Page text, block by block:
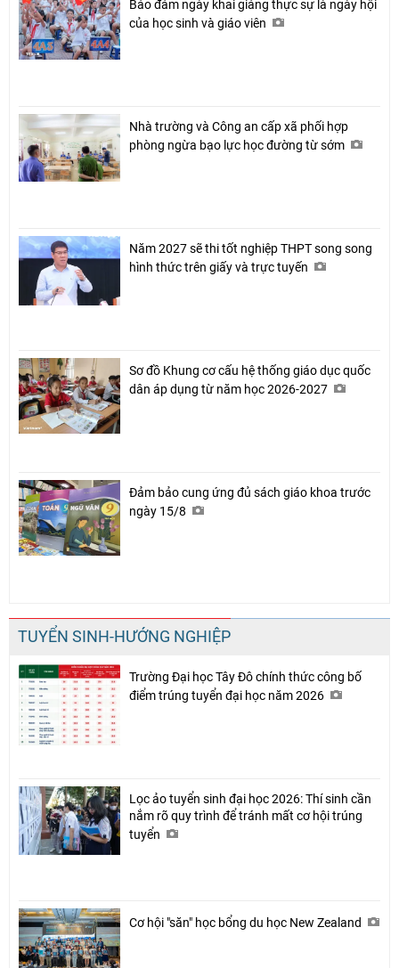
Facebook
Bảo đảm ngày khai giảng thực sự là ngày hội
của học sinh và giáo viên
Nhà trường và Công an cấp xã phối hợp
phòng ngừa bạo lực học đường từ sớm
Năm 2027 sẽ thi tốt nghiệp THPT song song
hình thức trên giấy và trực tuyến
Sơ đồ Khung cơ cấu hệ thống giáo dục quốc
dân áp dụng từ năm học 2026-2027
Đảm bảo cung ứng đủ sách giáo khoa trước
ngày 15/8
TUYỂN SINH-HƯỚNG NGHIỆP
Trường Đại học Tây Đô chính thức công bố
điểm trúng tuyển đại học năm 2026
Lọc ảo tuyển sinh đại học 2026: Thí sinh cần
nắm rõ quy trình để tránh mất cơ hội trúng
tuyển
Cơ hội "săn" học bổng du học New Zealand